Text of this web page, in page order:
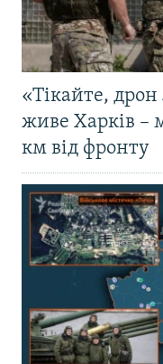
«Тікайте,
живе Харків –
км від фронту